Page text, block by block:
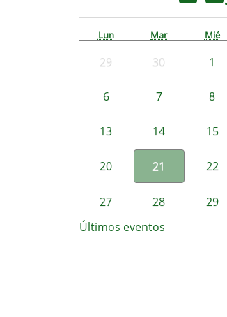
Lun Mar Mié
29 30 1
6 7 8
13 14 15
20 21 22
27 28 29
Últimos eventos